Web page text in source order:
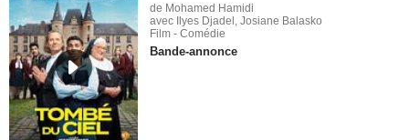
de Mohamed Hamidi
avec Ilyes Djadel, Josiane Balasko
Film - Comédie
Bande-annonce